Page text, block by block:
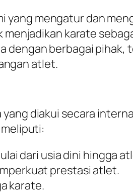
yang mengatur dan
karate
dengan berbagai
atlet.
diakui secara
dari usia dini hingga
prestasi atlet.
karate.